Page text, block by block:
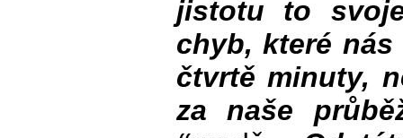
jistotu to
chyb, které
čtvrtě minuty,
za naše